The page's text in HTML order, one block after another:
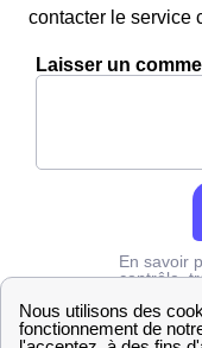
contacter le service
Laisser un
En savoir
contrôle,